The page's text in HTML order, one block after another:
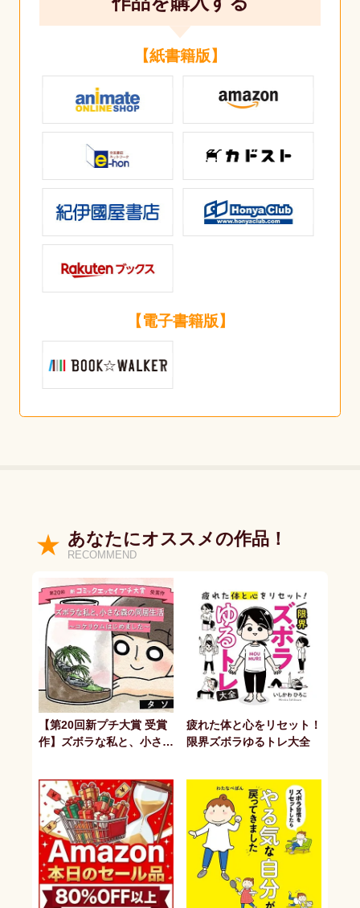
【紙書籍版】
【電子書籍版】
あなたにオススメの作品！
RECOMMEND
【第20回新プチ大賞 受賞
作】ズボラな私と、小さな
疲れた体と心をリセット！
限界ズボラゆるトレ大全